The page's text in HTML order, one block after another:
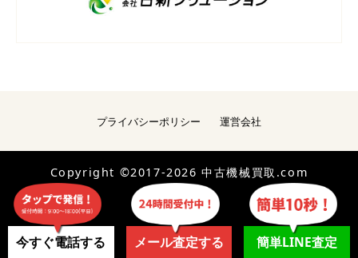
プライバシーポリシー 運営会社
Copyright ©2017-2026 中古機械買取.com
今すぐ電話する メール査定する 簡単LINE査定